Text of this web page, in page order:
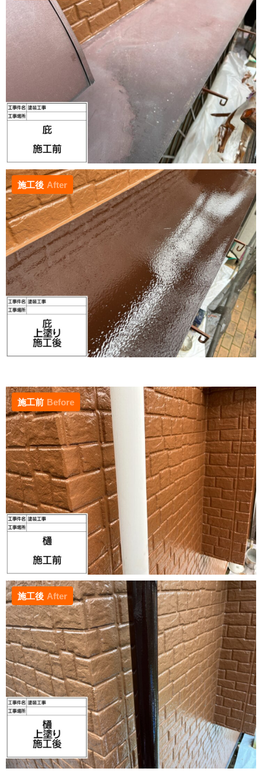
施工後 After
施工前 Before
施工後 After